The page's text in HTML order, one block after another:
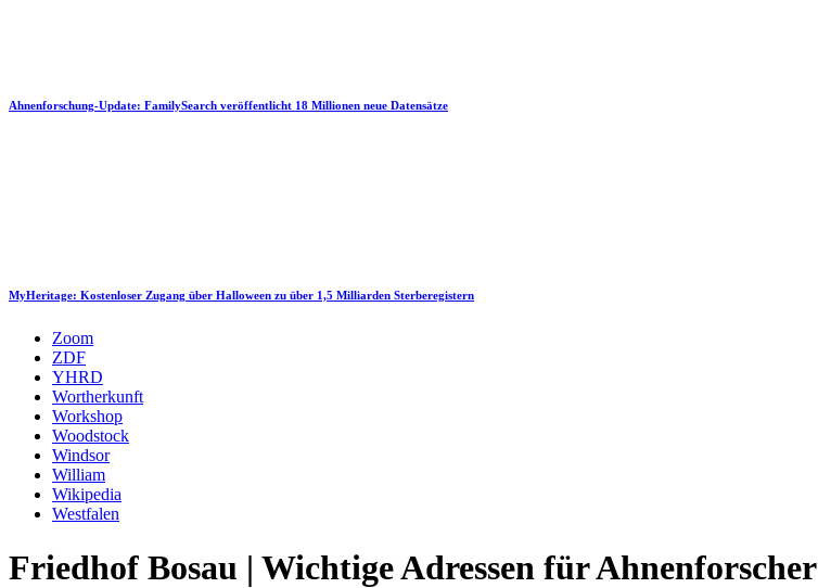
Ahnenforschung-Update: FamilySearch veröffentlicht 18 Millionen neue Datensätze
MyHeritage: Kostenloser Zugang über Halloween zu über 1,5 Milliarden Sterberegistern
Zoom
ZDF
YHRD
Wortherkunft
Workshop
Woodstock
Windsor
William
Wikipedia
Westfalen
Friedhof Bosau | Wichtige Adressen für Ahnenforscher